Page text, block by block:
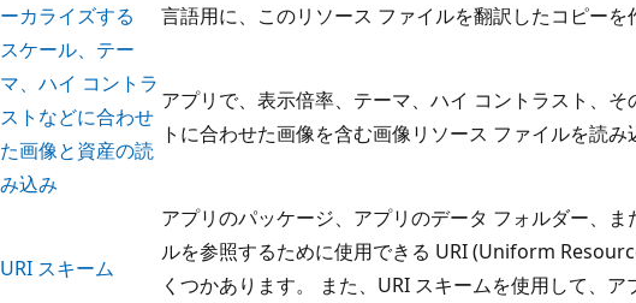
ーカライズする
言語用に、このリソース ファイルを翻訳したコピーを
スケール、テー
マ、ハイ コントラ
ストなどに合わせ
た画像と資産の読
み込み
アプリで、表示倍率、テーマ、ハイ コントラスト、
トに合わせた画像を含む画像リソース ファイルを読み
URI スキーム
アプリのパッケージ、アプリのデータ フォルダー、ま
ルを参照するために使用できる URI (Uniform
くつかあります。 また、URI スキームを使用して、